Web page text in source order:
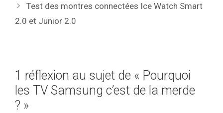
Test des montres connectées Ice Watch Smart
2.0 et Junior 2.0
1 réflexion au sujet de « Pourquoi
les TV Samsung c’est de la merde
? »